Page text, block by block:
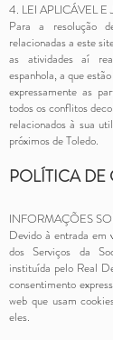
4. LEI APLICÁVEL E
Para a resolução
relacionadas a este
as atividades aí
espanhola, a que
expressamente as
todos os conflitos
relacionados à sua
próximos de Toledo.
POLÍTICA DE
INFORMAÇÕES
Devido à entrada em
dos Serviços da
instituída pelo Real
consentimento
web que usam
eles.